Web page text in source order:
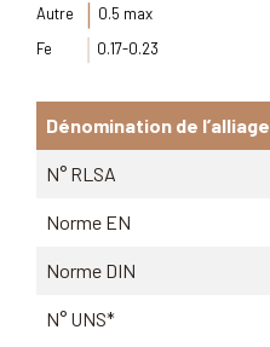
Autre
0.5 max
Fe
0.17-0.23
Dénomination de l’alliage
N° RLSA
Norme EN
Norme DIN
N° UNS*